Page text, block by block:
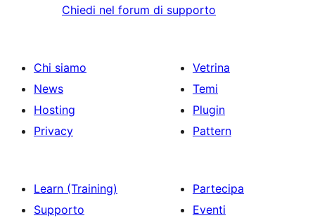
Chiedi nel forum di supporto
Chi siamo
News
Hosting
Privacy
Vetrina
Temi
Plugin
Pattern
Learn (Training)
Supporto
Partecipa
Eventi